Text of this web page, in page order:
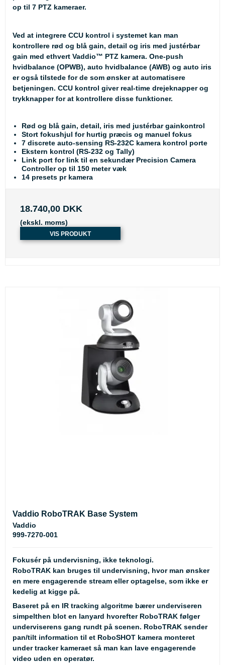
op til 7 PTZ kameraer.
Ved at integrere CCU kontrol i systemet kan man
kontrollere rød og blå gain, detail og iris med justérbar
gain med ethvert Vaddio™ PTZ kamera. One-push
hvidbalance (OPWB), auto hvidbalance (AWB) og auto iris
er også tilstede for de som ønsker at automatisere
betjeningen. CCU kontrol giver real-time drejeknapper og
trykknapper for at kontrollere disse funktioner.
Rød og blå gain, detail, iris med justérbar gainkontrol
Stort fokushjul for hurtig præcis og manuel fokus
7 discrete auto-sensing RS-232C kamera kontrol porte
Ekstern kontrol (RS-232 og Tally)
Link port for link til en sekundær Precision Camera
Controller op til 150 meter væk
14 presets pr kamera
18.740,00 DKK
(ekskl. moms)
VIS PRODUKT
Vaddio RoboTRAK Base System
Vaddio
999-7270-001
Fokusér på undervisning, ikke teknologi.
RoboTRAK kan bruges til undervisning, hvor man ønsker
en mere engagerende stream eller optagelse, som ikke er
kedelig at kigge på.
Baseret på en IR tracking algoritme bærer underviseren
simpelthen blot en lanyard hvorefter RoboTRAK følger
underviserens gang rundt på scenen. RoboTRAK sender
pan/tilt information til et RoboSHOT kamera monteret
under tracker kameraet så man kan lave engagerende
video uden en operatør.